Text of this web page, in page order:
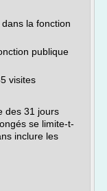
la fonction
publique
visites
des 31 jours
se limite-t-
inclure les